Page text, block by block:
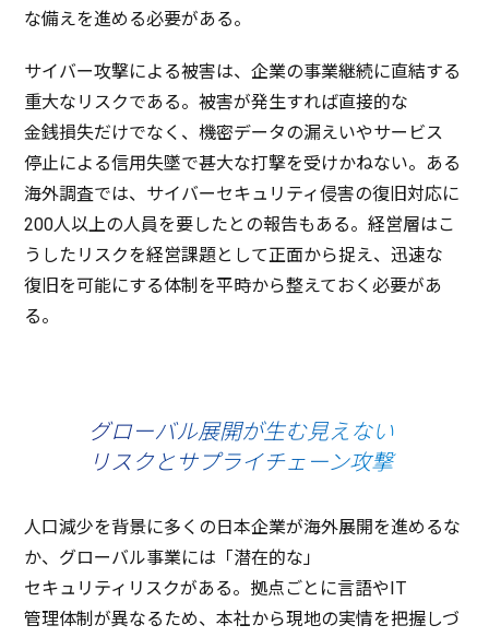
な備えを進める必要がある。
サイバー攻撃による被害は、企業の事業継続に直結する
重大な リスクである。被害が発生すれば直接的な
金銭損失だけでなく、機密データの漏えいやサービス
停止による信用失墜で甚大な打撃を受けかねない。ある
海外調査では、 サイバーセキュリティ侵害の復旧対応に
200人以上の人員を要したとの報告もある。経営層はこ
うした リスクを経営課題として正面から捉え、迅速な
復旧 を可能にする体制 を平時から整えておく必要があ
る。
グローバル展開が生む見えない
リスクとサプライチェーン攻撃
人口減少を背景に多くの日本企業が海外展開を進めるな
か、 グローバル事業には「潜在的な」
セキュリティリスクがある。 拠点ごとに言語やIT
管理体制が異なるため、本社から現地の実情を把握しづ